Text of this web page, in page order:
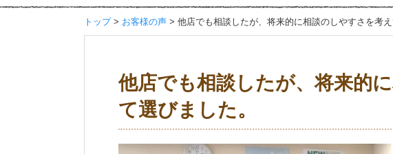
トップ> お客様の声 > 他店でも相談したが、将来的に相談のしやすさを考え
他店でも相談したが、将来的
て選びました。